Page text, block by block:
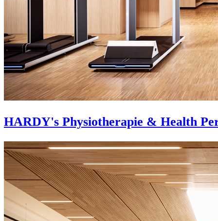
HARDY's Physiotherapie & Health